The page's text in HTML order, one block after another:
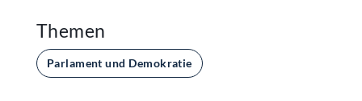
Themen
Parlament und Demokratie